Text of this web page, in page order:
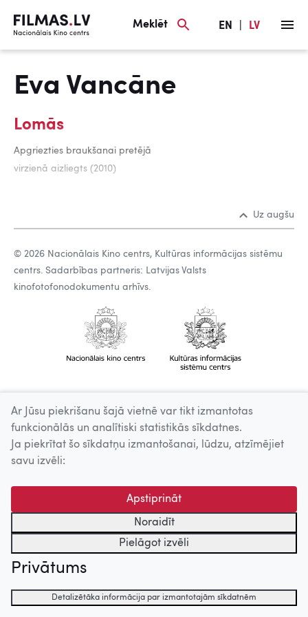
Meklēt EN LV
Eva Vancāne
Lomās
Apgriezties braukšanai pretējā
virzienā aizliegts (2010)
Uz augšu
© 2026 Nacionālais Kino centrs, Kultūras informācijas sistēmu
centrs. Sadarbības partneris: Latvijas Valsts
kinofotofonodokumentu arhīvs.
Ar Jūsu piekrišanu šajā vietnē var tikt izmantotas
funkcionālās un analītiski statistikās sīkdatnes.
Ja piekrītat šo sīkdatņu izmantošanai, lūdzu, atzīmējiet
savu izvēli:
Apstiprināt
Noraidīt
Pielāgot izvēli
Privātums
Detalizētāka informācija par izmantotajām sīkdatnēm